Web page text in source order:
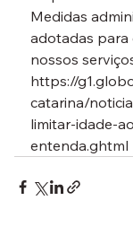
Medidas
adotadas
nossos
https://
catarina/
limitar-idade-
entenda.ghtml